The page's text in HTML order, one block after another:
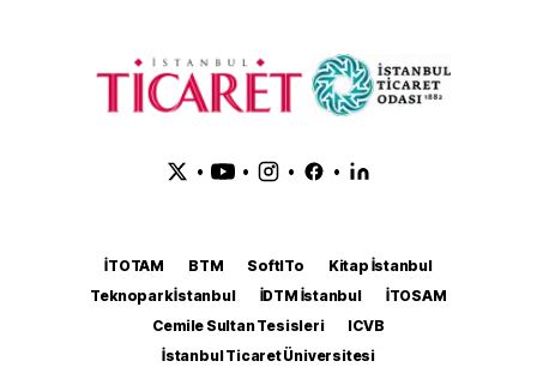
• • • •
İTOTAM BTM SoftITo
Kitap İstanbul
Teknopark İstanbul
İDTM İstanbul
İTOSAM
Cemile Sultan Tesisleri
ICVB
İstanbul Ticaret Üniversitesi